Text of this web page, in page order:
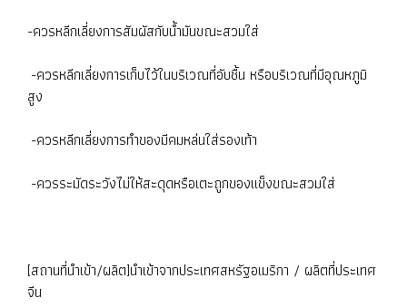
-ควรหลีกเลี่ยงการสัมผัสกับน้ำมันขณะสวมใส่
-ควรหลีกเลี่ยงการเก็บไว้ในบริเวณที่อับชื้น หรือบริเวณที่มีอุณหภูมิ
สูง
-ควรหลีกเลี่ยงการทำของมีคมหล่นใส่รองเท้า
-ควรระมัดระวังไม่ให้สะดุดหรือเตะถูกของแข็งขณะสวมใส่
[สถานที่นำเข้า/ผลิต]นำเข้าจากประเทศสหรัฐอเมริกา / ผลิตที่ประเทศ
จีน